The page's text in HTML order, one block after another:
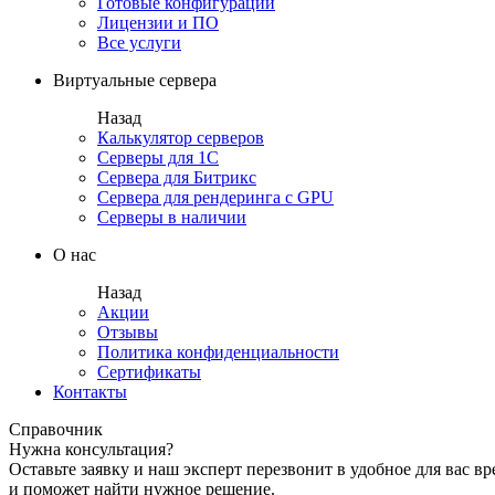
Лицензии и ПО
Все услуги
Виртуальные сервера
Назад
Калькулятор серверов
Серверы для 1С
Сервера для Битрикс
Сервера для рендеринга с GPU
Серверы в наличии
О нас
Назад
Акции
Отзывы
Политика конфиденциальности
Сертификаты
Контакты
Справочник
Нужна консультация?
Оставьте заявку и наш эксперт перезвонит в удобное для вас
и поможет найти нужное решение.